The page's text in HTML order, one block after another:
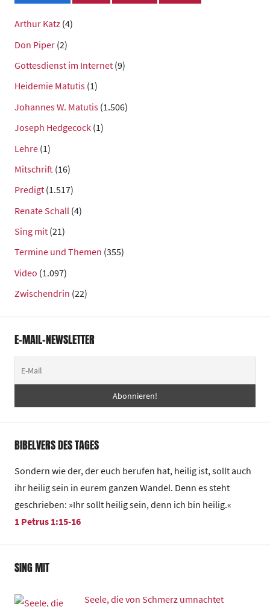
Arthur Katz (4)
Don Piper (2)
Gottesdienst im Internet (9)
Heidemie Matutis (1)
Johannes W. Matutis (1.506)
Joseph Hedgecock (1)
Lehre (1)
Mitschrift (16)
Predigt (1.517)
Renate Schall (4)
Sing mit (21)
Termine und Themen (355)
Video (1.097)
Zwischendrin (22)
E-MAIL-NEWSLETTER
BIBELVERS DES TAGES
Sondern wie der, der euch berufen hat, heilig ist, sollt auch
ihr heilig sein in eurem ganzen Wandel. Denn es steht
geschrieben: »Ihr sollt heilig sein, denn ich bin heilig.«
1 Petrus 1:15-16
SING MIT
Seele, die von Schmerz umnachtet